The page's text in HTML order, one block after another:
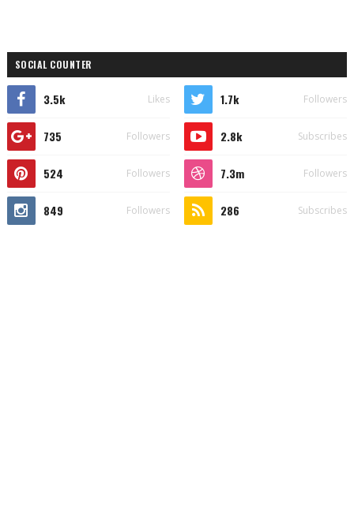
SOCIAL COUNTER
3.5k Likes 1.7k Followers
735 Followers 2.8k Subscribes
524 Followers 7.3m Followers
849 Followers 286 Subscribes